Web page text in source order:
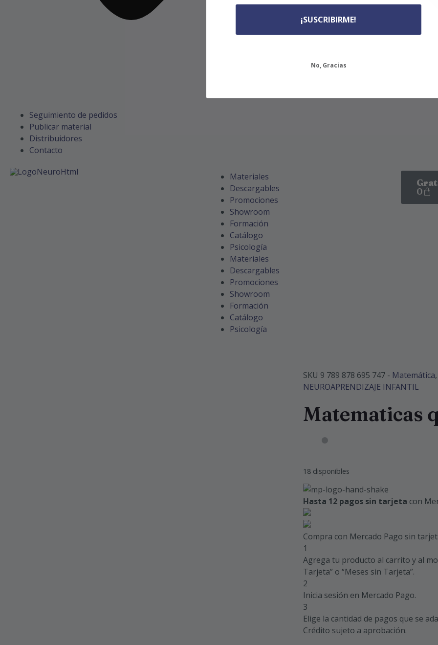
Seguimiento de pedidos
Publicar material
Distribuidores
Contacto
Materiales
Descargables
Promociones
Showroom
Formación
Catálogo
Psicología
Materiales
Descargables
Promociones
Showroom
Formación
Catálogo
Psicología
0
SKU 9 789 878 695 747 - Matemática
NEUROAPRENDIZAJE INFANTIL
Matematicas
18 disponibles
Hasta 12 pagos sin tarjeta con
Compra con Mercado Pago sin
1
Agrega tu producto al carrito y al
Tarjeta” o “Meses sin Tarjeta”.
2
Inicia sesión en Mercado Pago.
3
Elige la cantidad de pagos que se
Crédito sujeto a aprobación.
¡SUSCRIBIRME!
No, Gracias